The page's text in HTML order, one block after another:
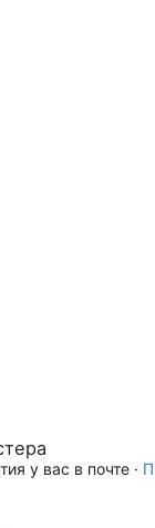
у вас в почте ·